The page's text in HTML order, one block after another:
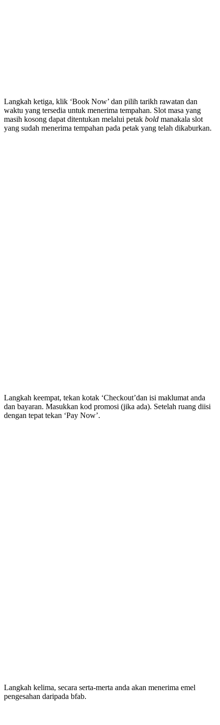
Langkah ketiga, klik ‘Book Now’ dan pilih tarikh rawatan dan
waktu yang tersedia untuk menerima tempahan. Slot masa yang
masih kosong dapat ditentukan melalui petak bold manakala slot
yang sudah menerima tempahan pada petak yang telah dikaburkan.
Langkah keempat, tekan kotak ‘Checkout’dan isi maklumat anda
dan bayaran. Masukkan kod promosi (jika ada). Setelah ruang diisi
dengan tepat tekan ‘Pay Now’.
Langkah kelima, secara serta-merta anda akan menerima emel
pengesahan daripada bfab.